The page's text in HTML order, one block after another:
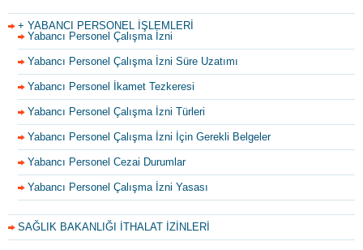
+ YABANCI PERSONEL İŞLEMLERİ
Yabancı Personel Çalışma İzni
Yabancı Personel Çalışma İzni Süre Uzatımı
Yabancı Personel İkamet Tezkeresi
Yabancı Personel Çalışma İzni Türleri
Yabancı Personel Çalışma İzni İçin Gerekli Belgeler
Yabancı Personel Cezai Durumlar
Yabancı Personel Çalışma İzni Yasası
SAĞLIK BAKANLIĞI İTHALAT İZİNLERİ